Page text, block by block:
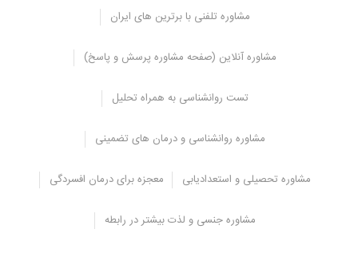
مشاوره تلفنی با برترین های ایران
مشاوره آنلاین (صفحه مشاوره پرسش و پاسخ)
تست روانشناسی به همراه تحلیل
مشاوره روانشناسی و درمان های تضمینی
مشاوره تحصیلی و استعدادیابی معجزه برای درمان افسردگی
مشاوره جنسی و لذت بیشتر در رابطه
برانگیختگی و تحریک به خوبی انجام شود و دخول باید بعد از پیشنوازی و
تحریک کافی به وقوع بپیوند.
هنگامی که می خواهید رابطه جنسی برقرار کنید به تمایل و رغبت
همسرتان توجه کنید و به زور او را وادار نکنید تا رابطه جنسی را انجام
همچنین افراد برای اینکه اطلاعاتی در زمینه تحریک کردن زنان و آشنایی
بیشتر با آناتومی بدن آنان به دست آورند تا معاشقه و پیشنوازی بهتری
داشته باشند باید از مشاور جنسی تخصصی کمک بخواهند تا در این زمینه